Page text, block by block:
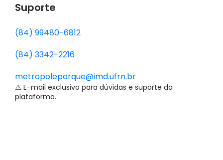
Suporte
(84) 99480-6812
(84) 3342-2216
metropoleparque@imd.ufrn.br
⚠️ E-mail exclusivo para dúvidas e suporte da
plataforma.